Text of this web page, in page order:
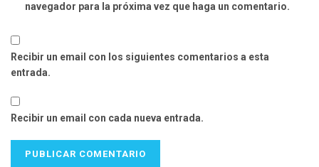
navegador para la próxima vez que haga un comentario.
Recibir un email con los siguientes comentarios a esta
entrada.
Recibir un email con cada nueva entrada.